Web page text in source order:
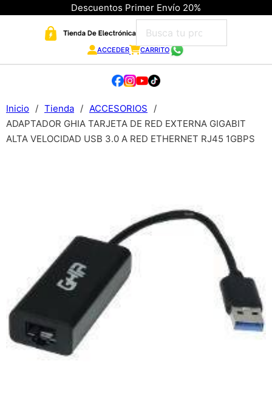
Descuentos Primer Envío 20%
ACCEDER CARRITO
Inicio / Tienda / ACCESORIOS
/
ADAPTADOR GHIA TARJETA DE RED EXTERNA GIGABIT
ALTA VELOCIDAD USB 3.0 A RED ETHERNET RJ45 1GBPS